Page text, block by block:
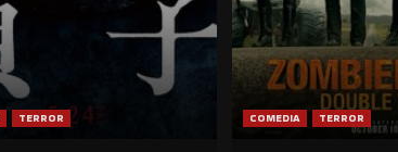
TERROR COMEDIA TERROR